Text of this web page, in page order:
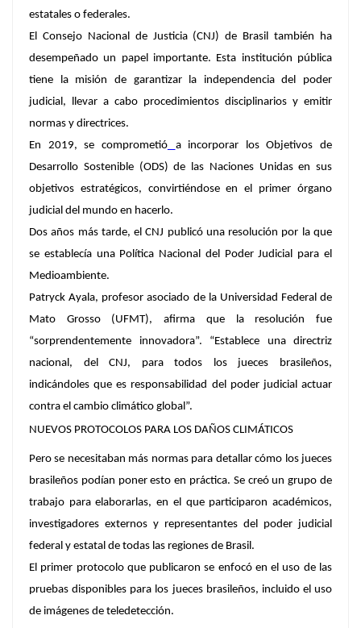
estatales o federales.
El Consejo Nacional de Justicia (CNJ) de Brasil también ha
desempeñado un papel importante. Esta institución pública
tiene la misión de garantizar la independencia del poder
judicial, llevar a cabo procedimientos disciplinarios y emitir
normas y directrices.
En 2019, se comprometió
a incorporar los Objetivos de
Desarrollo Sostenible (ODS) de las Naciones Unidas en sus
objetivos estratégicos, convirtiéndose en el primer órgano
judicial del mundo en hacerlo.
Dos años más tarde, el CNJ publicó una resolución por la que
se establecía una Política Nacional del Poder Judicial para el
Medioambiente.
Patryck Ayala, profesor asociado de la Universidad Federal de
Mato Grosso (UFMT), afirma que la resolución fue
“sorprendentemente innovadora”. “Establece una directriz
nacional, del CNJ, para todos los jueces brasileños,
indicándoles que es responsabilidad del poder judicial actuar
contra el cambio climático global”.
NUEVOS PROTOCOLOS PARA LOS DAÑOS CLIMÁTICOS
Pero se necesitaban más normas para detallar cómo los jueces
brasileños podían poner esto en práctica. Se creó un grupo de
trabajo para elaborarlas, en el que participaron académicos,
investigadores externos y representantes del poder judicial
federal y estatal de todas las regiones de Brasil.
El primer protocolo que publicaron se enfocó en el uso de las
pruebas disponibles para los jueces brasileños, incluido el uso
de imágenes de teledetección.